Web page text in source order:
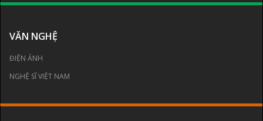
VĂN NGHỆ
ĐIỆN ẢNH
NGHỆ SĨ VIỆT NAM